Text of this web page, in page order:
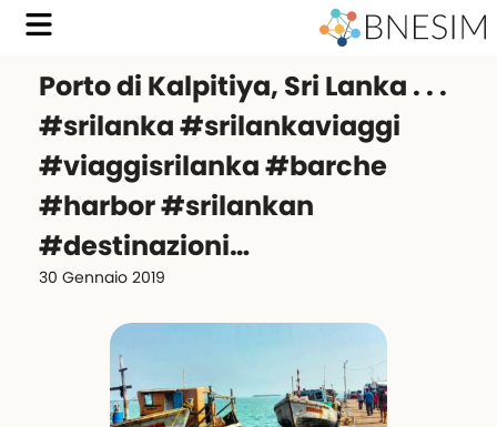
Porto di Kalpitiya, Sri Lanka . . .
#srilanka #srilankaviaggi
#viaggisrilanka #barche
#harbor #srilankan
#destinazioni…
30 Gennaio 2019